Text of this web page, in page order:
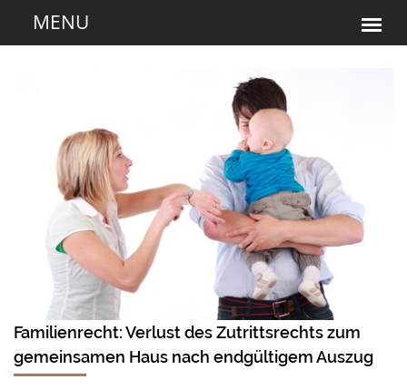
Familienrecht: Verlust des Zutrittsrechts zum
gemeinsamen Haus nach endgültigem Auszug